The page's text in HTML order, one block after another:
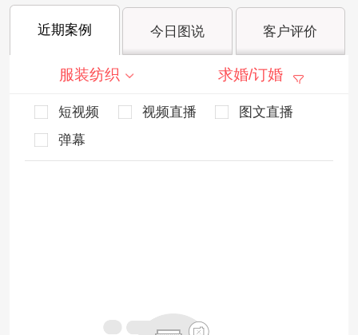
近期案例 今日图说 客户评价
服装纺织 求婚/订婚
短视频 视频直播
图文直播
弹幕